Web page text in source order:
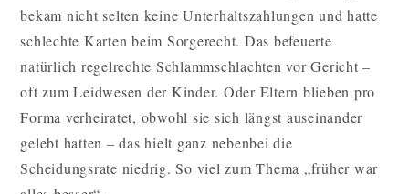
bekam nicht selten keine Unterhaltszahlungen und hatte
schlechte Karten beim Sorgerecht. Das befeuerte
natürlich regelrechte Schlammschlachten vor Gericht –
oft zum Leidwesen der Kinder. Oder Eltern blieben pro
Forma verheiratet, obwohl sie sich längst auseinander
gelebt hatten – das hielt ganz nebenbei die
Scheidungsrate niedrig. So viel zum Thema „früher war